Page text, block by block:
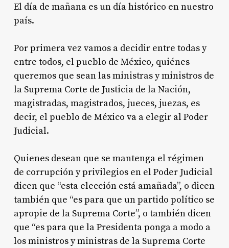
El día de mañana es un día histórico en nuestro
país.
Por primera vez vamos a decidir entre todas y
entre todos, el pueblo de México, quiénes
queremos que sean las ministras y ministros de
la Suprema Corte de Justicia de la Nación,
magistradas, magistrados, jueces, juezas, es
decir, el pueblo de México va a elegir al Poder
Judicial.
Quienes desean que se mantenga el régimen
de corrupción y privilegios en el Poder Judicial
dicen que “esta elección está amañada”, o dicen
también que “es para que un partido político se
apropie de la Suprema Corte”, o también dicen
que “es para que la Presidenta ponga a modo a
los ministros y ministras de la Suprema Corte